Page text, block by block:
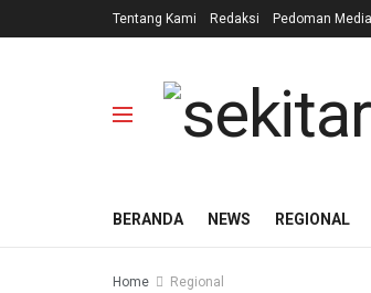
Tentang Kami Redaksi Pedoman
BERANDA NEWS REGIONAL
Home Regional